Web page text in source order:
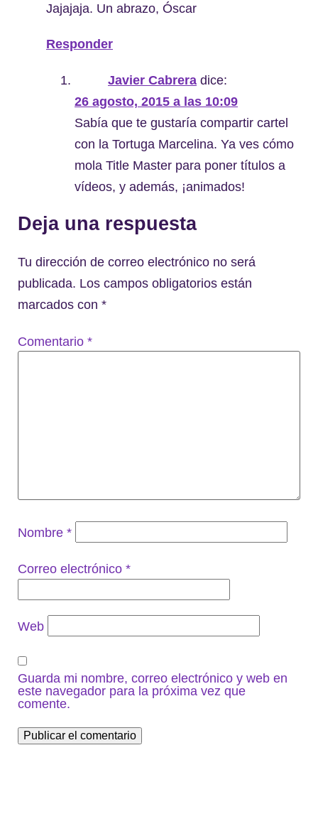
Jajajaja. Un abrazo, Óscar
Responder
Javier Cabrera dice:
26 agosto, 2015 a las 10:09
Sabía que te gustaría compartir cartel
con la Tortuga Marcelina. Ya ves cómo
mola Title Master para poner títulos a
vídeos, y además, ¡animados!
Deja una respuesta
Tu dirección de correo electrónico no será
publicada. Los campos obligatorios están
marcados con *
Comentario *
Nombre *
Correo electrónico *
Web
Guarda mi nombre, correo electrónico y web en
este navegador para la próxima vez que
comente.